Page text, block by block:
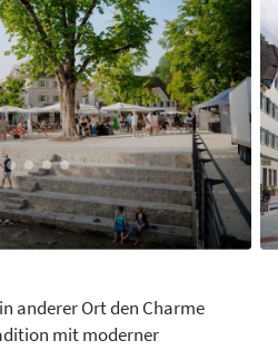
anderer Ort den Charme
mit moderner